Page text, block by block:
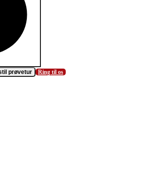
prøvetur Ring til os